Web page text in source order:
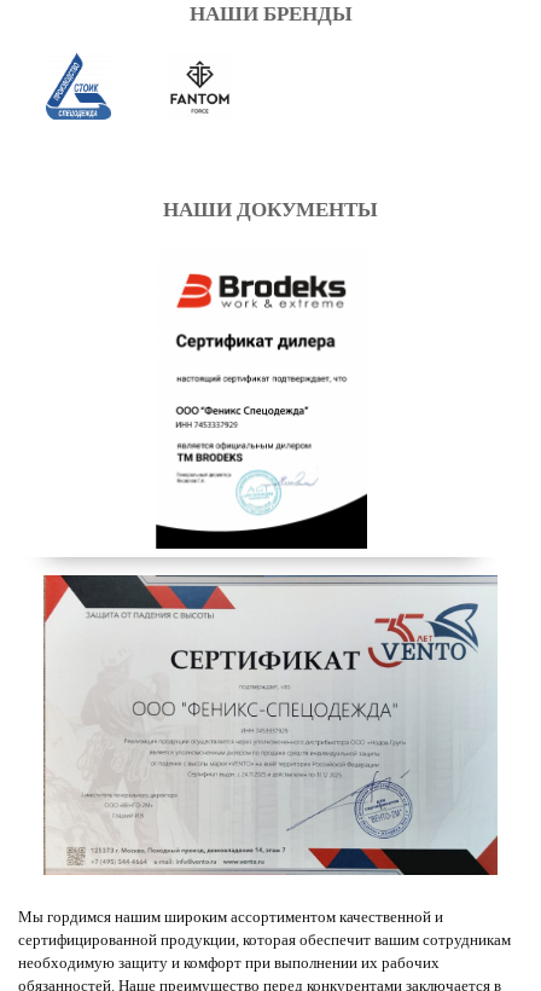
НАШИ БРЕНДЫ
НАШИ ДОКУМЕНТЫ
Мы гордимся нашим широким ассортиментом качественной и
сертифицированной продукции, которая обеспечит вашим сотрудникам
необходимую защиту и комфорт при выполнении их рабочих
обязанностей. Наше преимущество перед конкурентами заключается в